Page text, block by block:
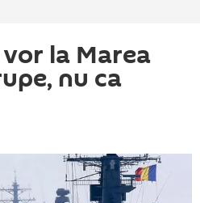
la Marea
nu ca